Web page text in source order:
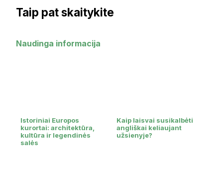
Taip pat skaitykite
Naudinga informacija
Istoriniai Europos
kurortai: architektūra,
kultūra ir legendinės
salės
Kaip laisvai susikalbėti
angliškai keliaujant
užsienyje?